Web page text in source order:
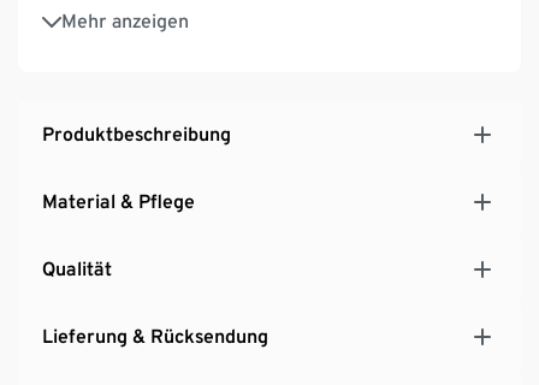
Mehr anzeigen
Innenliegendes Trinkflaschen-Meshfach
Volumen ca. 20 l
Produktbeschreibung
Material & Pflege
Qualität
Lieferung & Rücksendung